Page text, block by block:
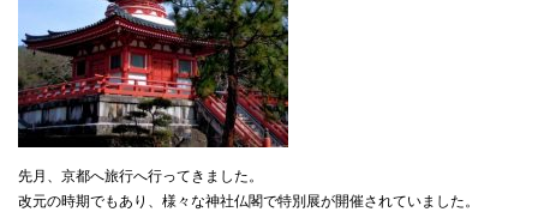
先月、京都へ旅行へ行ってきました。
改元の時期でもあり、様々な神社仏閣で特別展が開催されていました。